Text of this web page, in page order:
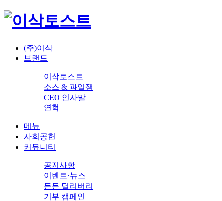
(주)이삭
브랜드
이삭토스트
소스 & 과일잼
CEO 인사말
연혁
메뉴
사회공헌
커뮤니티
공지사항
이벤트·뉴스
든든 딜리버리
기부 캠페인